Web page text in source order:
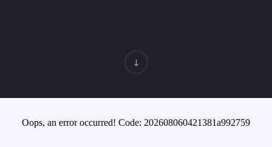
Oops, an error occurred! Code: 202608060421381a992759